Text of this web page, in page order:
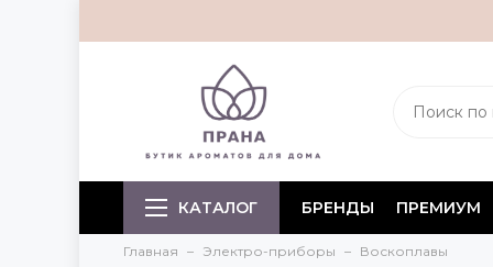
КАТАЛОГ БРЕНДЫ ПРЕМИУМ
Главная Электро-приборы Воскоплавы